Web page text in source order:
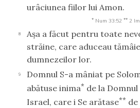
urâciunea fiilor lui Amon.
* Num 33:52 ** 2
8
Aşa a făcut pentru toate
străine, care aduceau
dumnezeilor lor.
9
Domnul S-a mâniat pe
abătuse inima* de la
Israel, care i Se arătase** de